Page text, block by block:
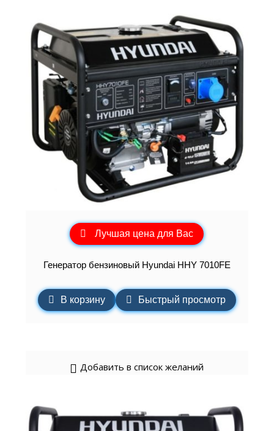
Лучшая цена для Вас
Генератор бензиновый Hyundai HHY 7010FE
В корзину Быстрый просмотр
Добавить в список желаний